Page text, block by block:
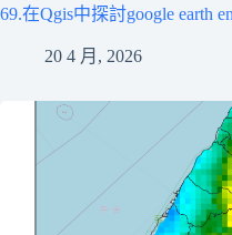
69.在Qgis中探討google earth
20 4 月, 2026